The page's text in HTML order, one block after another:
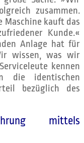
zusammen.
Maschine kauft das
Kunde.«
Anlage hat für
wissen, was wir
kennen
die identischen
bezüglich des
mittels